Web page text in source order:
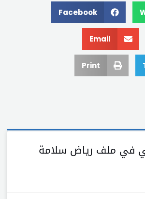
Facebook
Email
Print
في ملف رياض سلامة